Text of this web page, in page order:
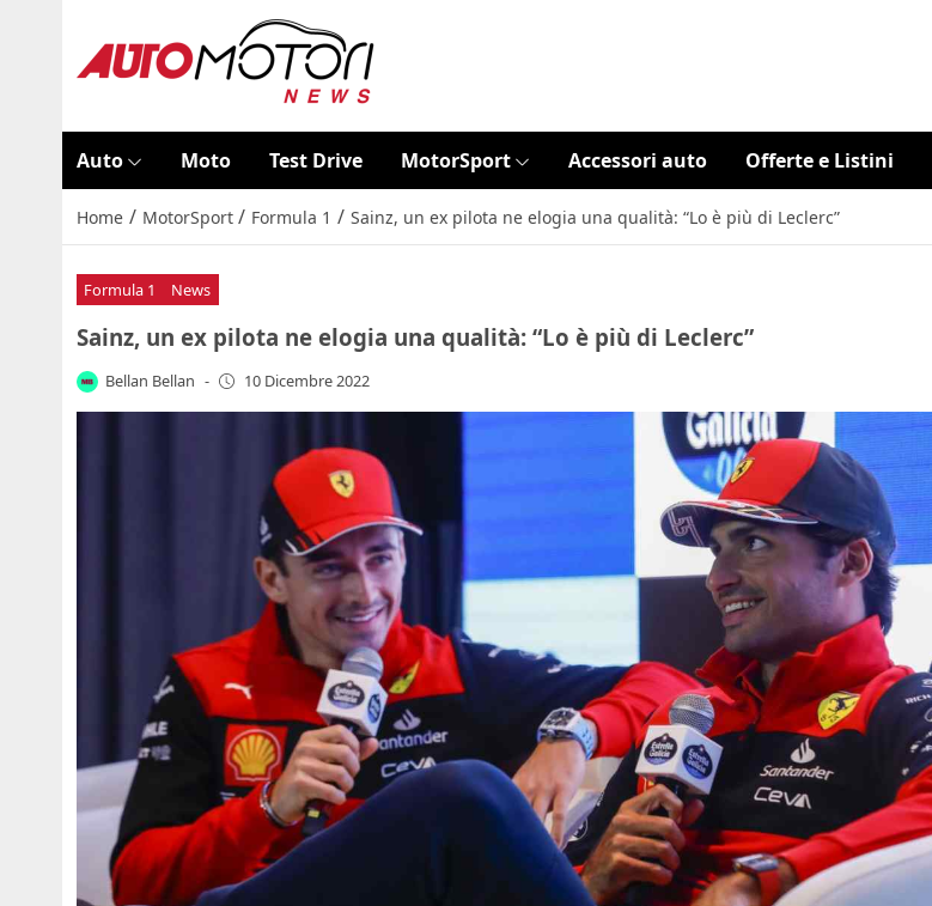
Auto Moto Test Drive MotorSport Accessori auto Offerte e Listini
Home / MotorSport / Formula 1 / Sainz, un ex pilota ne elogia una qualità: “Lo è più di Leclerc”
Formula 1 News
Sainz, un ex pilota ne elogia una qualità: “Lo è più di Leclerc”
Bellan Bellan - 10 Dicembre 2022